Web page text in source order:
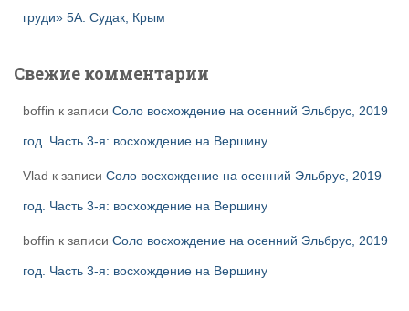
груди» 5А. Судак, Крым
Свежие комментарии
boffin к записи Соло восхождение на осенний Эльбрус, 2019
год. Часть 3-я: восхождение на Вершину
Vlad к записи Соло восхождение на осенний Эльбрус, 2019
год. Часть 3-я: восхождение на Вершину
boffin к записи Соло восхождение на осенний Эльбрус, 2019
год. Часть 3-я: восхождение на Вершину